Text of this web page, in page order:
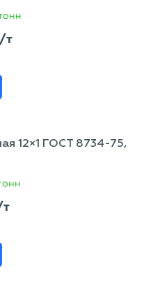
/т
12×1 ГОСТ 8734-75,